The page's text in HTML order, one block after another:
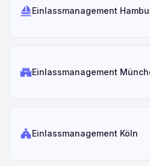
sailingEinlassmanagement
castleEinlassmanagement
churchEinlassmanagement Köln